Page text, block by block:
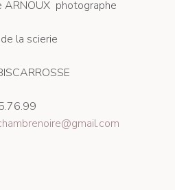
ARNOUX photographe
la scierie